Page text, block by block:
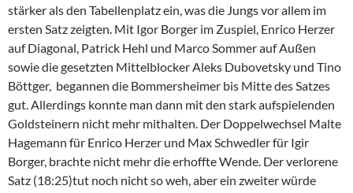
stärker als den Tabellenplatz ein, was die Jungs vor allem im
ersten Satz zeigten. Mit Igor Borger im Zuspiel, Enrico Herzer
auf Diagonal, Patrick Hehl und Marco Sommer auf Außen
sowie die gesetzten Mittelblocker Aleks Dubovetsky und Tino
Böttger, begannen die Bommersheimer bis Mitte des Satzes
gut. Allerdings konnte man dann mit den stark aufspielenden
Goldsteinern nicht mehr mithalten. Der Doppelwechsel Malte
Hagemann für Enrico Herzer und Max Schwedler für Igir
Borger, brachte nicht mehr die erhoffte Wende. Der verlorene
Satz (18:25)tut noch nicht so weh, aber ein zweiter würde